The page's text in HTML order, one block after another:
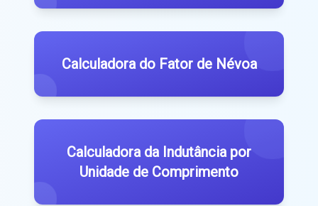
Calculadora do Fator de Névoa
Calculadora da Indutância por
Unidade de Comprimento